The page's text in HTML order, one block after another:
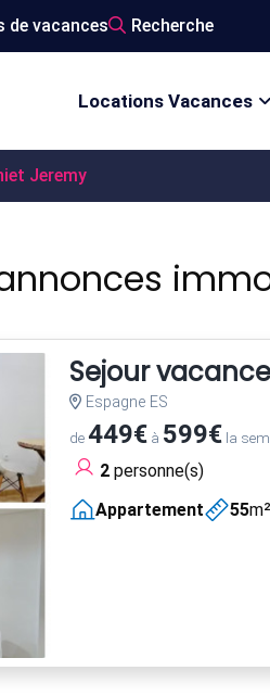
de vacances Recherche
Locations Vacances
Jeremy
Sejour
Espagne ES
de449€ à 599€ la
2 personne(s)
Appartement
55m²